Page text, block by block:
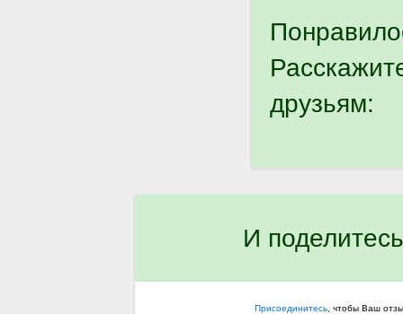
друзьям:
И
Присоединитесь , чтобы Ваш